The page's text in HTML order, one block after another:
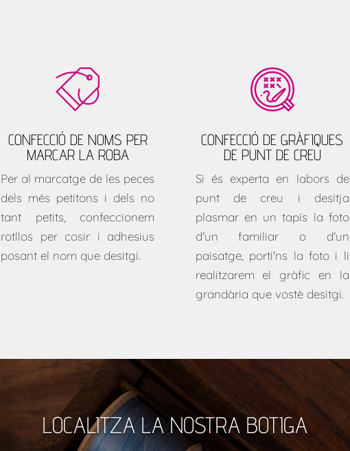
CONFECCIÓ DE NOMS PER
MARCAR LA ROBA
Per al marcatge de les peces
dels més petitons i dels no
tant petits, confeccionem
rotllos per cosir i adhesius
posant el nom que desitgi.
CONFECCIÓ DE GRÀFIQUES
DE PUNT DE CREU
Si és experta en labors de
punt de creu i desitja
plasmar en un tapís la foto
d'un familiar o d'un
paisatge, porti'ns la foto i li
realitzarem el gràfic en la
grandària que vostè desitgi.
LOCALITZA LA NOSTRA BOTIGA